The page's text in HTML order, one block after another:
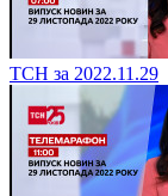
ТСН за 2022.11.29